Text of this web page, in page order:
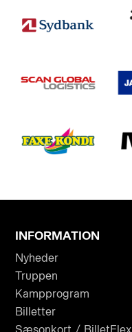
INFORMATION
Nyheder
Truppen
Kampprogram
Billetter